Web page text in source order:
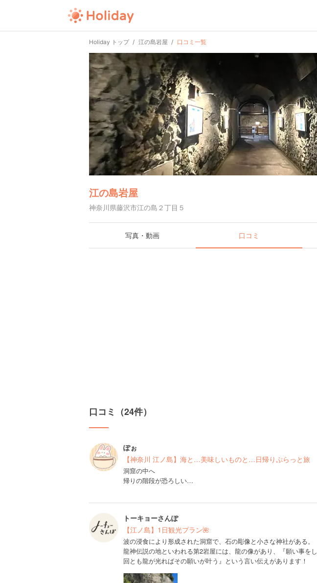
Holiday トップ 江の島岩屋 口コミ一覧
江の島岩屋
神奈川県藤沢市江の島２丁目５
写真・動画 口コミ
口コミ（24件）
ぽぉ
【神奈川 江ノ島】海と…美味しいものと…日帰りぷらっと旅
洞窟の中へ
帰りの階段が恐ろしい…
トーキョーさんぽ
【江ノ島】1日観光プラン🌺
波の浸食により形成された洞窟で、石の彫像と小さな神社がある。
龍神伝説の地といわれる第2岩屋には、龍の像があり、『願い事を
回とも龍が光ればその願いが叶う』という言い伝えがあります！